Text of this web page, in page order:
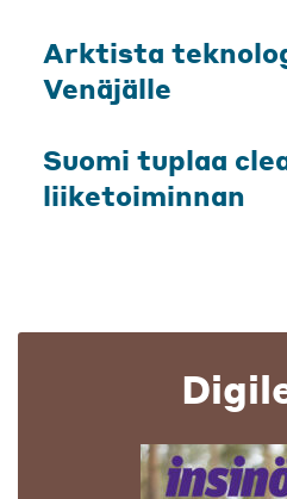
Arktista
Venäjälle
Suomi tuplaa
liiketoiminnan